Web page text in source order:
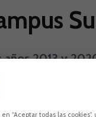
2013 y
limitadas).
Campus Suma
“Aceptar todas las